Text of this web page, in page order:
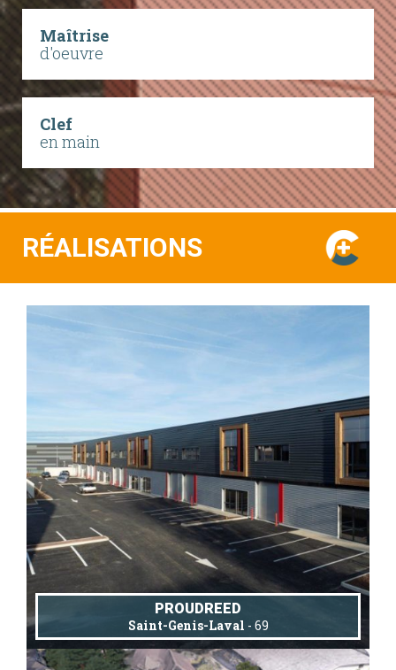
Maîtrise
d'oeuvre
Clef
en main
RÉALISATIONS
PROUDREED
Saint-Genis-Laval - 69